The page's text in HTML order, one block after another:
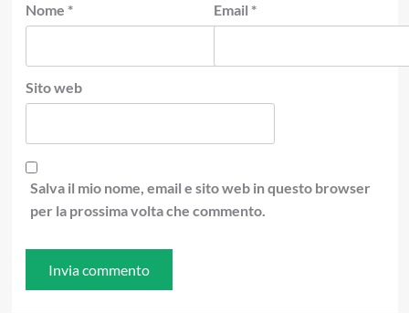
Nome * Email *
Sito web
Salva il mio nome, email e sito web in questo browser
per la prossima volta che commento.